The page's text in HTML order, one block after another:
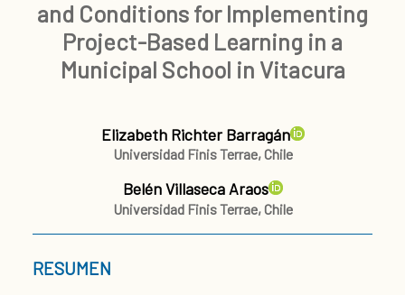
and Conditions for Implementing
Project-Based Learning in a
Municipal School in Vitacura
Elizabeth Richter Barragán
Universidad Finis Terrae, Chile
Belén Villaseca Araos
Universidad Finis Terrae, Chile
RESUMEN